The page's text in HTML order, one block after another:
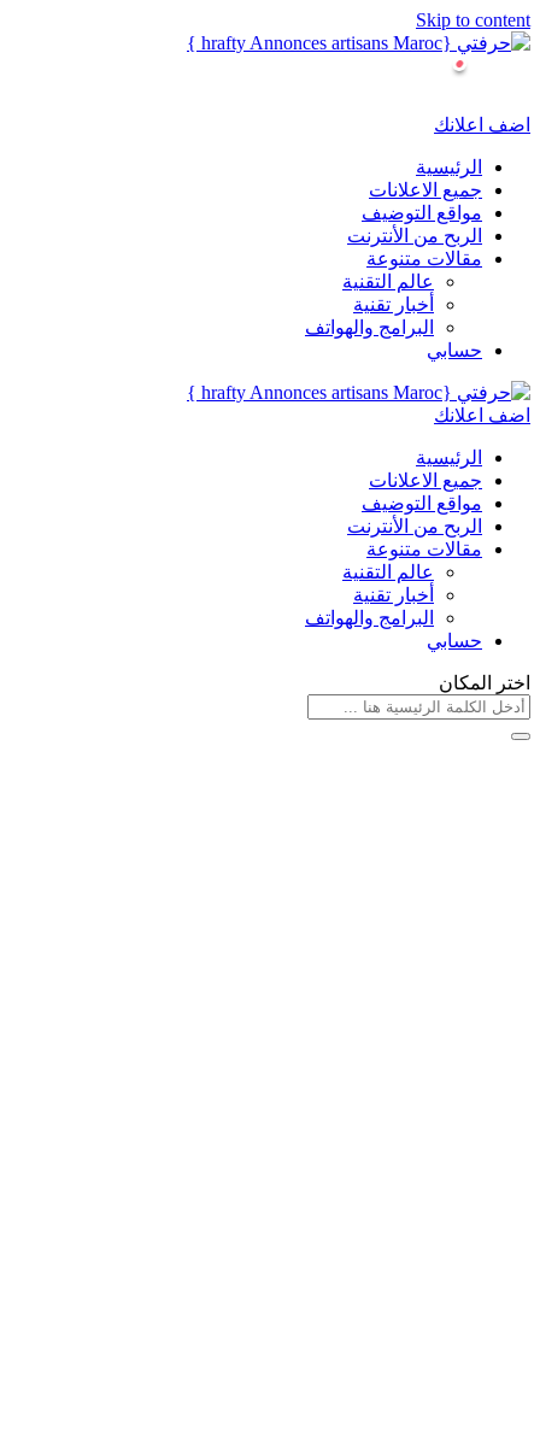
Skip to content
اضف اعلانك
الرئيسية
جميع الاعلانات
مواقع التوضيف
الربح من الأنترنت
مقالات متنوعة
عالم التقنية
أخبار تقنية
البرامج والهواتف
حسابي
اضف اعلانك
الرئيسية
جميع الاعلانات
مواقع التوضيف
الربح من الأنترنت
مقالات متنوعة
عالم التقنية
أخبار تقنية
البرامج والهواتف
حسابي
اختر المكان